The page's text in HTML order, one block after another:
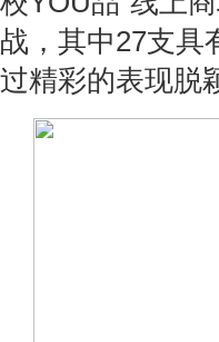
战，其中27支具
过精彩的表现脱